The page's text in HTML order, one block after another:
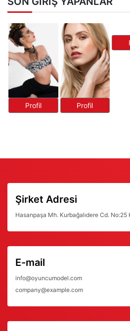
Profil Profil
Şirket Adresi
Hasanpaşa Mh. Kurbağalıdere Cd. No:25
E-mail
info@oyuncumodel.com
company@example.com